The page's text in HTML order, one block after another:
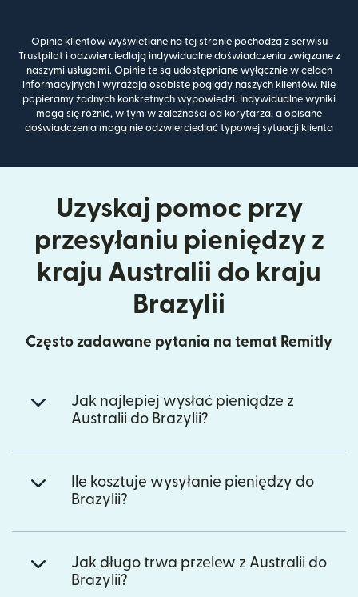
Opinie klientów wyświetlane na tej stronie pochodzą z serwisu
Trustpilot i odzwierciedlają indywidualne doświadczenia związane z
naszymi usługami. Opinie te są udostępniane wyłącznie w celach
informacyjnych i wyrażają osobiste poglądy naszych klientów. Nie
popieramy żadnych konkretnych wypowiedzi. Indywidualne wyniki
mogą się różnić, w tym w zależności od korytarza, a opisane
doświadczenia mogą nie odzwierciedlać typowej sytuacji klienta
Uzyskaj pomoc przy
przesyłaniu pieniędzy z
kraju Australii do kraju
Brazylii
Często zadawane pytania na temat Remitly
Jak najlepiej wysłać pieniądze z
Australii do Brazylii?
Ile kosztuje wysyłanie pieniędzy do
Brazylii?
Jak długo trwa przelew z Australii do
Brazylii?